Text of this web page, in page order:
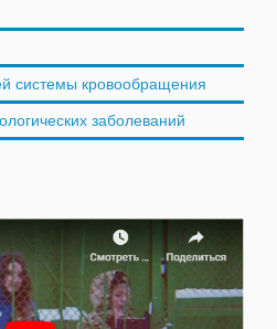
системы кровообращения
заболеваний